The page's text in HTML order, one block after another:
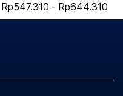
Rp547.310 - Rp644.310